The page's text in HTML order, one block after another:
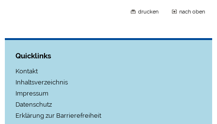
drucken nach oben
Quicklinks
Kontakt
Inhaltsverzeichnis
Impressum
Datenschutz
Erklärung zur Barrierefreiheit